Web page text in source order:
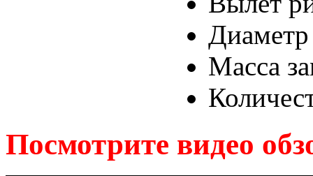
Масса
Посмотрите видео